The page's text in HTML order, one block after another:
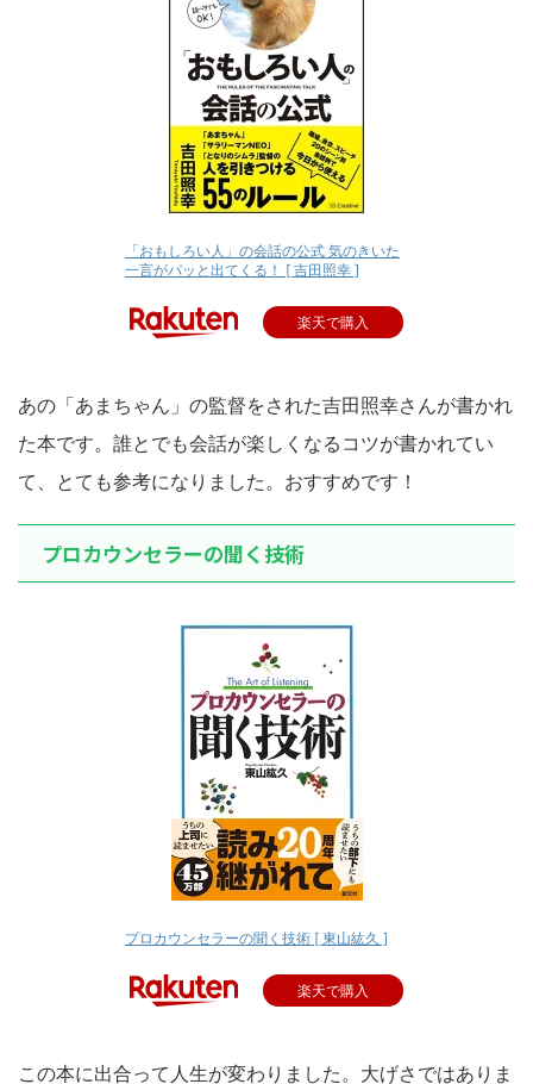
「おもしろい人」の会話の公式 気のきいた
一言がパッと出てくる！ [ 吉田照幸 ]
楽天で購入
あの「あまちゃん」の監督をされた吉田照幸さんが書かれ
た本です。誰とでも会話が楽しくなるコツが書かれてい
て、とても参考になりました。おすすめです！
プロカウンセラーの聞く技術
プロカウンセラーの聞く技術 [ 東山紘久 ]
楽天で購入
この本に出合って人生が変わりました。大げさではありま